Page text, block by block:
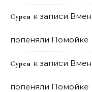
Сурен к записи
попеняли Помойке
Сурен к записи
попеняли Помойке